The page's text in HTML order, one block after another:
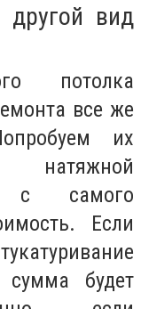
другой вид
потолка
все же
их
натяжной
с самого
Если
сумма будет